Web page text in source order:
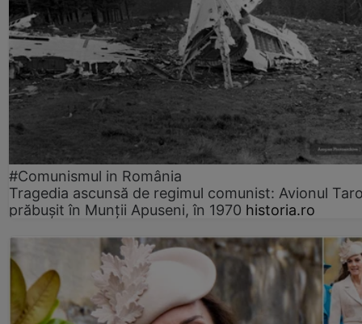
#Comunismul in România
Tragedia ascunsă de regimul comunist: Avionul
prăbușit în Munții Apuseni, în 1970 historia.ro